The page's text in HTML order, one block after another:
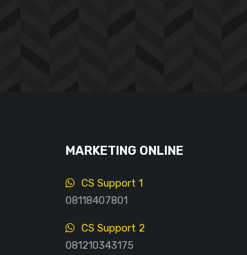
MARKETING ONLINE
CS Support 1
08118407801
CS Support 2
081210343175